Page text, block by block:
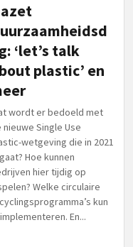
‘let’s talk
plastic’ en
wordt er bedoeld met
nieuwe Single Use
wetgeving die in 2021
Hoe kunnen
hier tijdig op
Welke circulaire
kun
En...